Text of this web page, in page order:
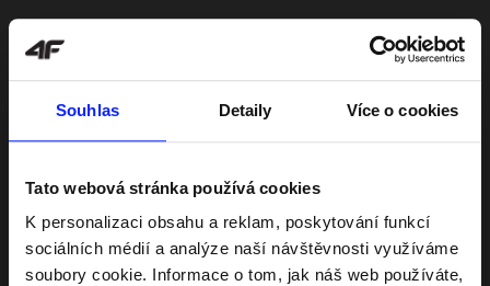
Souhlas Detaily Více o cookies
Tato webová stránka používá cookies
K personalizaci obsahu a reklam, poskytování funkcí
sociálních médií a analýze naší návštěvnosti využíváme
soubory cookie. Informace o tom, jak náš web používáte,